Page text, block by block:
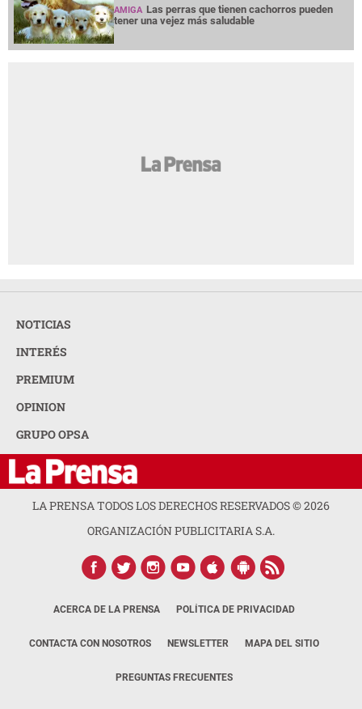
AMIGA Las perras que tienen cachorros pueden
tener una vejez más saludable
NOTICIAS
INTERÉS
PREMIUM
OPINION
GRUPO OPSA
LA PRENSA TODOS LOS DERECHOS RESERVADOS ©2026
ORGANIZACIÓN PUBLICITARIA S.A.
ACERCA DE LA PRENSA POLÍTICA DE PRIVACIDAD
CONTACTA CON NOSOTROS NEWSLETTER MAPA DEL SITIO
PREGUNTAS FRECUENTES